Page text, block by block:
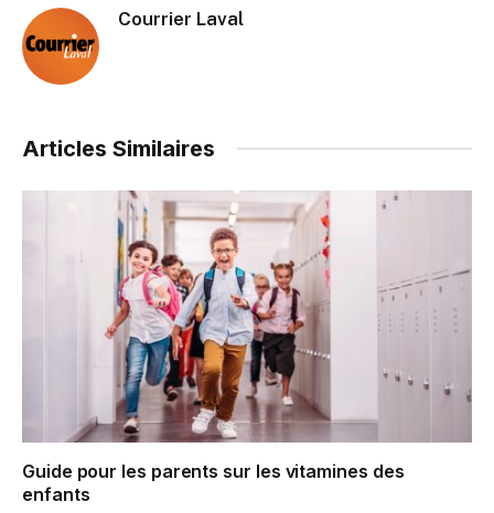
Courrier Laval
Articles Similaires
Guide pour les parents sur les vitamines des
enfants